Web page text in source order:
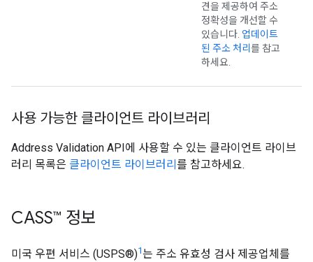
견을 제공하여 주소
정확성을 개선할 수
있습니다. 업데이트
된 주소 처리 를 참고
하세요.
사용 가능한 클라이언트 라이브러리
Address Validation API에 사용할 수 있는 클라이언트 라이브
러리 목록은 클라이언트 라이브러리 를 참고하세요.
CASS™ 정보
미국 우편 서비스 (USPS®)1는 주소 유효성 검사 제공업체를